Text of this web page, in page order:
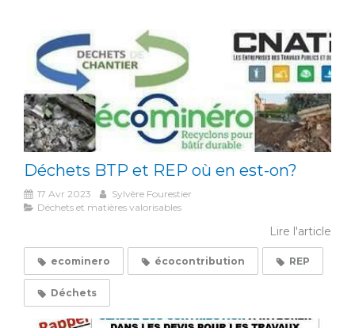
Déchets BTP et REP où en est-on?
17 Avr 2023
Sylvère Fourestier
Déchets et matières valorisables
Lire l'article
ecominero écocontribution REP
Déchets